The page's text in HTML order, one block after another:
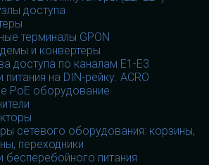
доступа
терминалы GPON
и конвертеры
доступа по каналам E1-E3
питания на DIN-рейку. ACRO
PoE оборудование
сетевого оборудования: корзины,
переходники
бесперебойного питания